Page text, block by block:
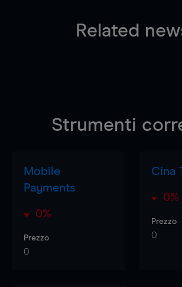
Related
Strumenti
Mobile
Payments
0%
Prezzo
0
Cina
0%
Prezzo
0